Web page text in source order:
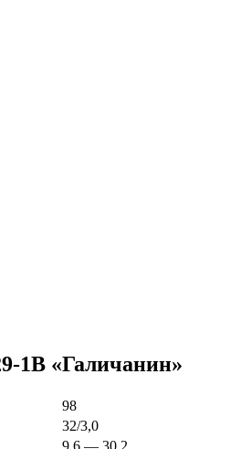
1В «Галичанин»
98
32/3,0
9,6 — 30,2